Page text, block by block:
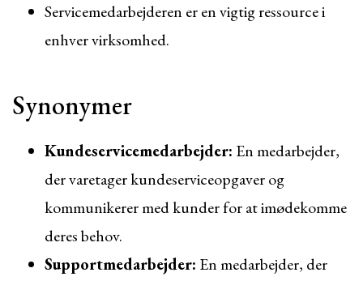
Servicemedarbejderen er en vigtig ressource i
enhver virksomhed.
Synonymer
Kundeservicemedarbejder: En medarbejder,
der varetager kundeserviceopgaver og
kommunikerer med kunder for at imødekomme
deres behov.
Supportmedarbejder: En medarbejder, der